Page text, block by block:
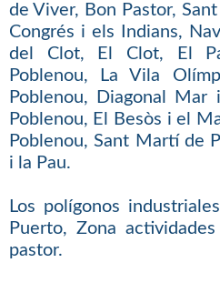
de Viver, Bon Pastor, Sant
Congrés i els Indians,
del Clot, El Clot, El
Poblenou, La Vila
Poblenou, Diagonal
Poblenou, El Besòs i el
Poblenou, Sant Martí de
i la Pau.
Los polígonos
Puerto, Zona
pastor.